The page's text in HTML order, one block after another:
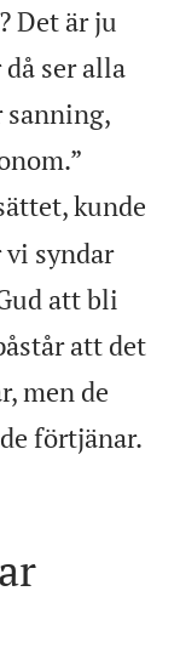
Det är ju
ser alla
kunde
vi syndar
att bli
att det
men de
förtjänar.